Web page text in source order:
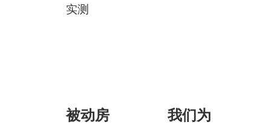
实测
被动房
我们为